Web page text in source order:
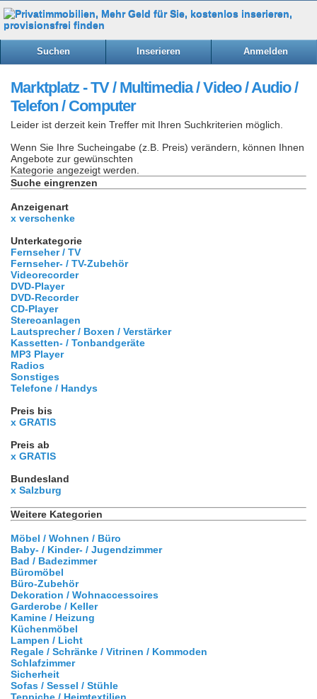
Suchen Inserieren Anmelden
Marktplatz - TV / Multimedia / Video / Audio /
Telefon / Computer
Leider ist derzeit kein Treffer mit Ihren Suchkriterien möglich.
Wenn Sie Ihre Sucheingabe (z.B. Preis) verändern, können Ihnen
Angebote zur gewünschten
Kategorie angezeigt werden.
Suche eingrenzen
Anzeigenart
x verschenke
Unterkategorie
Fernseher / TV
Fernseher- / TV-Zubehör
Videorecorder
DVD-Player
DVD-Recorder
CD-Player
Stereoanlagen
Lautsprecher / Boxen / Verstärker
Kassetten- / Tonbandgeräte
MP3 Player
Radios
Sonstiges
Telefone / Handys
Preis bis
x GRATIS
Preis ab
x GRATIS
Bundesland
x Salzburg
Weitere Kategorien
Möbel / Wohnen / Büro
Baby- / Kinder- / Jugendzimmer
Bad / Badezimmer
Büromöbel
Büro-Zubehör
Dekoration / Wohnaccessoires
Garderobe / Keller
Kamine / Heizung
Küchenmöbel
Lampen / Licht
Regale / Schränke / Vitrinen / Kommoden
Schlafzimmer
Sicherheit
Sofas / Sessel / Stühle
Teppiche / Heimtextilien